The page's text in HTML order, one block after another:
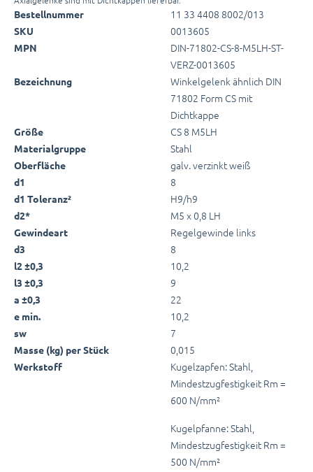
Bestellnummer 11 33 4408 8002/013
SKU 0013605
MPN
DIN-71802-CS-8-M5LH-ST-
VERZ-0013605
Bezeichnung
Winkelgelenk ähnlich DIN
71802 Form CS mit
Dichtkappe
Größe CS 8 M5LH
Materialgruppe Stahl
Oberfläche galv. verzinkt weiß
d1 8
d1 Toleranz² H9/h9
d2* M5 x 0,8 LH
Gewindeart Regelgewinde links
d3 8
l2 ±0,3 10,2
l3 ±0,3 9
a ±0,3 22
e min. 10,2
sw 7
Masse (kg) per Stück 0,015
Werkstoff
Kugelzapfen: Stahl,
Mindestzugfestigkeit Rm =
600 N/mm²
Kugelpfanne: Stahl,
Mindestzugfestigkeit Rm =
500 N/mm²